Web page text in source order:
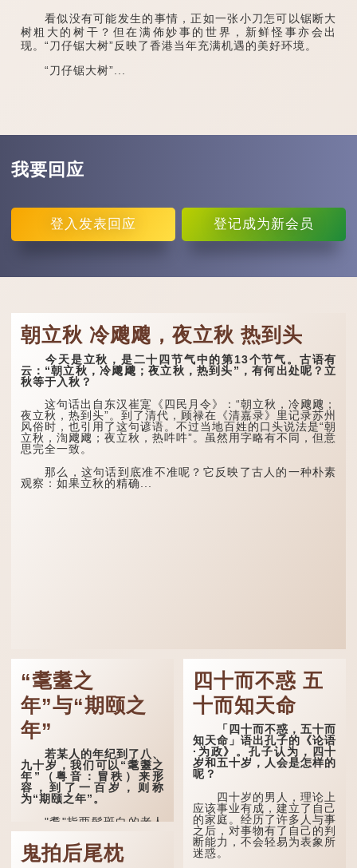
看似没有可能发生的事情，正如一张小刀怎可以锯断大
树粗大的树干？但在满佈妙事的世界，新鲜怪事亦会出
现。“刀仔锯大树”反映了香港当年充满机遇的美好环境。
“刀仔锯大树”...
我要回应
登入 发表回应 登记成为新会员
朝立秋 冷飕飕，夜立秋 热到头
今天是立秋，是二十四节气中的第13个节气。古语有
云：“朝立秋，冷飕飕；夜立秋，热到头”，有何出处呢？立
秋等于入秋？
这句话出自东汉崔寔《四民月令》：“朝立秋，冷飕飕；
夜立秋，热到头”。到了清代，顾禄在《清嘉录》里记录苏州
风俗时，也引用了这句谚语。不过当地百姓的口头说法是“朝
立秋，渹飕飕；夜立秋，热吽吽”。虽然用字略有不同，但意
思完全一致。
那么，这句话到底准不准呢？它反映了古人的一种朴素
观察：如果立秋的精确...
“耄耋之
年”与“期颐之
年”
若某人的年纪到了八、
九十岁，我们可以“耄耋之
年”（粤音：冒秩）来形
容，到了一百岁，则称
为“期颐之年”。
"耄"指两鬓斑白的老人
家，亦含有思想紊乱的意
思；"耋"更有跌倒的意思，
也是用来形容老人家的。
鬼拍后尾枕
四十而不惑 五
十而知天命
「四十而不惑，五十而
知天命」语出孔子的《论语
·为政》。孔子认为，四十
岁和五十岁，人会是怎样的
呢？
四十岁的男人，理论上
应该事业有成，建立了自己
的家庭。经历了许多人与事
之后，对事物有了自己的判
断能力，不会轻易为表象所
迷惑。